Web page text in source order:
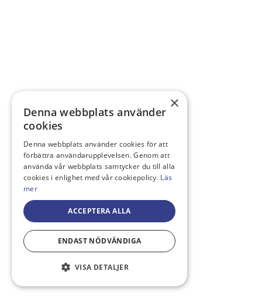
×
Denna webbplats använder
cookies
Denna webbplats använder cookies för att
förbättra användarupplevelsen. Genom att
använda vår webbplats samtycker du till alla
cookies i enlighet med vår cookiepolicy. Läs
mer
ACCEPTERA ALLA
ENDAST NÖDVÄNDIGA
VISA DETALJER